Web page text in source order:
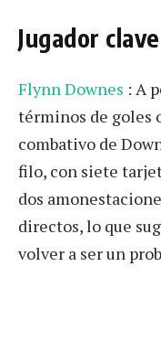
Jugador
Flynn Downes : A
términos de goles
combativo de
filo, con siete
dos
directos, lo que
volver a ser un